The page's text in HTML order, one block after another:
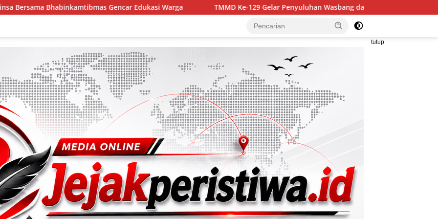
Gencar Edukasi Warga TMMD Ke-129 Gelar Penyuluhan Wasbang dan Hukum, Tanamkan Kesadaran Berbangsa
tutup